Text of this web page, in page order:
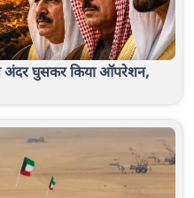
अंदर घुसकर किया ऑपरेशन,